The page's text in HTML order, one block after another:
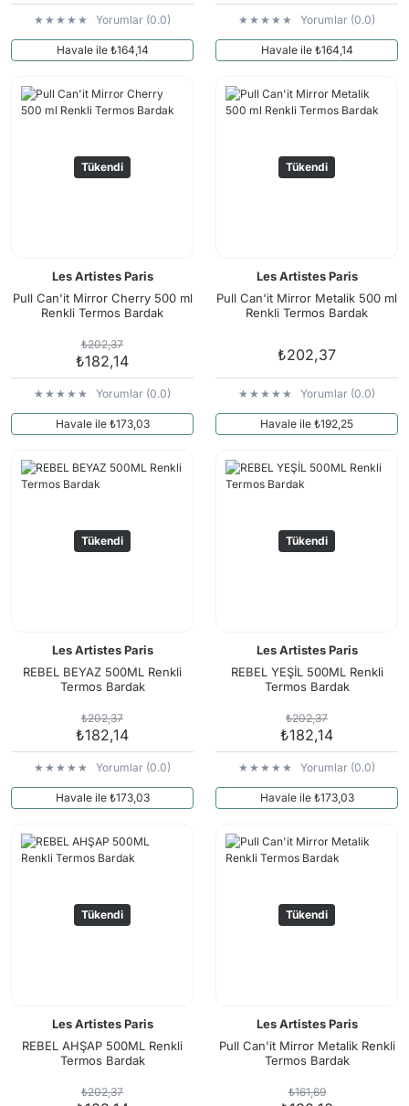
Yorumlar (0.0)
Havale ile ₺164,14
Yorumlar (0.0)
Havale ile ₺164,14
Tükendi
Les Artistes Paris
Pull Can'it Mirror Cherry 500 ml
Renkli Termos Bardak
₺202,37
₺182,14
Yorumlar (0.0)
Havale ile ₺173,03
Tükendi
Les Artistes Paris
Pull Can'it Mirror Metalik 500 ml
Renkli Termos Bardak
₺202,37
Yorumlar (0.0)
Havale ile ₺192,25
Tükendi
Les Artistes Paris
REBEL BEYAZ 500ML Renkli
Termos Bardak
₺202,37
₺182,14
Yorumlar (0.0)
Havale ile ₺173,03
Tükendi
Les Artistes Paris
REBEL YEŞİL 500ML Renkli
Termos Bardak
₺202,37
₺182,14
Yorumlar (0.0)
Havale ile ₺173,03
Tükendi
Les Artistes Paris
REBEL AHŞAP 500ML Renkli
Termos Bardak
₺202,37
Tükendi
Les Artistes Paris
Pull Can'it Mirror Metalik Renkli
Termos Bardak
₺161,69